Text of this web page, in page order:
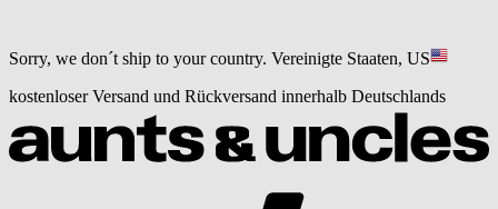
Sorry, we don´t ship to your country. Vereinigte Staaten, US
kostenloser Versand und Rückversand innerhalb Deutschlands